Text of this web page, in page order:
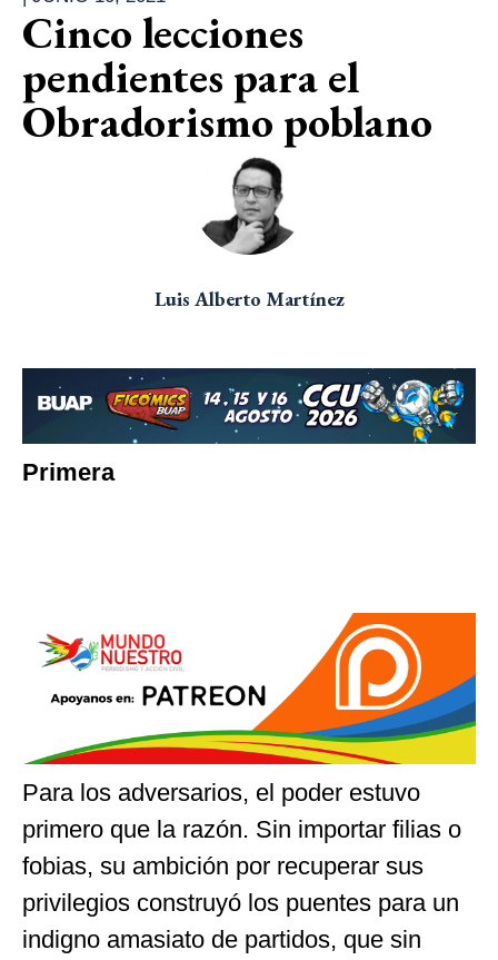
Cinco lecciones
pendientes para el
Obradorismo poblano
Luis Alberto Martínez
Primera
Para los adversarios, el poder estuvo
primero que la razón. Sin importar filias o
fobias, su ambición por recuperar sus
privilegios construyó los puentes para un
indigno amasiato de partidos, que sin